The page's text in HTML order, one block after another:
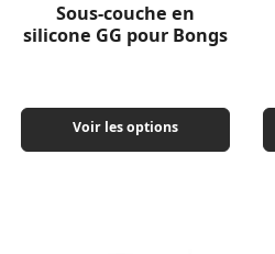
Sous-couche en
silicone GG pour Bongs
Voir les options